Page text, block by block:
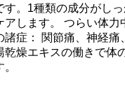
す。1種類の成分がし
アします。 つらい体
諸症： 関節痛、神経
乾燥エキスの働きで体